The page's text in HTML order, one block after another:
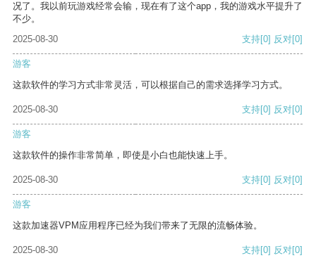
况了。我以前玩游戏经常会输，现在有了这个app，我的游戏水平提升了
不少。
2025-08-30
支持[0] 反对[0]
游客
这款软件的学习方式非常灵活，可以根据自己的需求选择学习方式。
2025-08-30 支持[0] 反对[0]
游客
这款软件的操作非常简单，即使是小白也能快速上手。
2025-08-30 支持[0] 反对[0]
游客
这款加速器VPM应用程序已经为我们带来了无限的流畅体验。
2025-08-30 支持[0] 反对[0]